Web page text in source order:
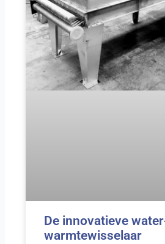
De innovatieve
warmtewisselaar